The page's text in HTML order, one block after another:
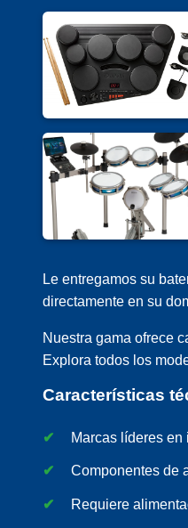
Le entregamos su
directamente en su
Nuestra gama ofrece
Explora todos los
Características
Marcas líderes
Componentes de
Requiere